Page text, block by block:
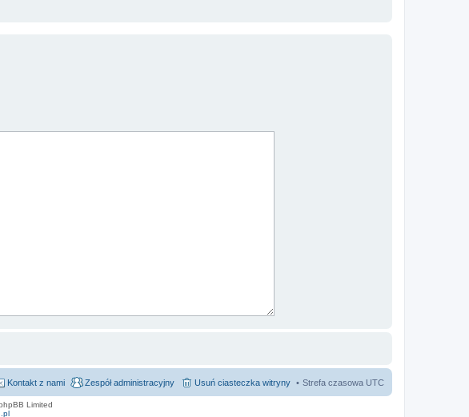
Strefa czasowa UTC
Usuń ciasteczka witryny
Zespół administracyjny
Kontakt z nami
Limited